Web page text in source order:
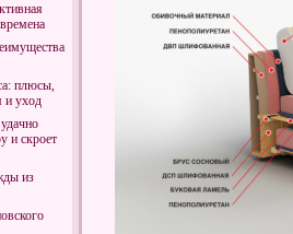
плюсы,
и уход
и скроет
из